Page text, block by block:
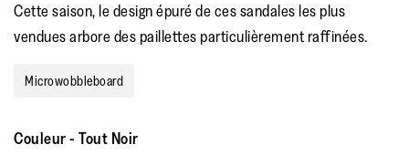
Cette saison, le design épuré de ces sandales les plus
vendues arbore des paillettes particulièrement raffinées.
Microwobbleboard
Couleur- Tout Noir